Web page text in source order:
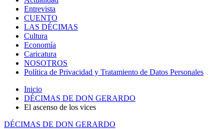
Entrevista
CUENTO
LAS DÉCIMAS
Cultura
Economía
Caricatura
NOSOTROS
Política de Privacidad y Tratamiento de Datos Personales
Inicio
DÉCIMAS DE DON GERARDO
El ascenso de los vices
DÉCIMAS DE DON GERARDO